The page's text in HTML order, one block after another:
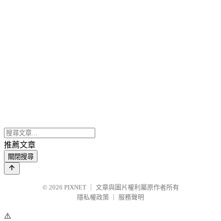
推薦文章
關閉搜尋
© 2026 PIXNET
文章與圖片權利屬原作者所有
隱私權政策
服務聲明
⚠️